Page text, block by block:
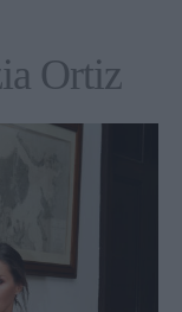
Ortiz